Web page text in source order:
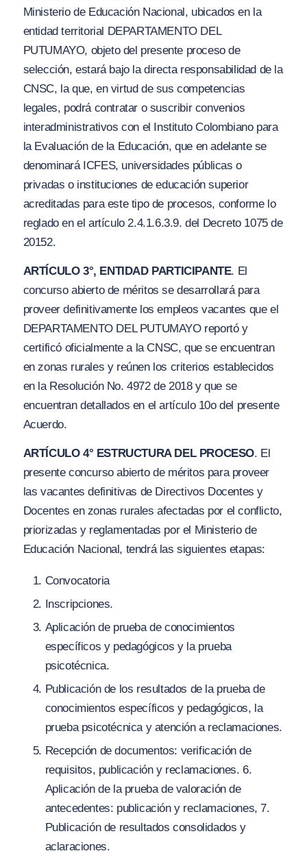
Ministerio de Educación Nacional, ubicados en la
entidad territorial DEPARTAMENTO DEL
PUTUMAYO, objeto del presente proceso de
selección, estará bajo la directa responsabilidad de la
CNSC, la que, en virtud de sus competencias
legales, podrá contratar o suscribir convenios
interadministrativos con el Instituto Colombiano para
la Evaluación de la Educación, que en adelante se
denominará ICFES, universidades públicas o
privadas o instituciones de educación superior
acreditadas para este tipo de procesos, conforme lo
reglado en el artículo 2.4.1.6.3.9. del Decreto 1075 de
20152.
ARTÍCULO 3°, ENTIDAD PARTICIPANTE. El
concurso abierto de méritos se desarrollará para
proveer definitivamente los empleos vacantes que el
DEPARTAMENTO DEL PUTUMAYO reportó y
certificó oficialmente a la CNSC, que se encuentran
en zonas rurales y reúnen los criterios establecidos
en la Resolución No. 4972 de 2018 y que se
encuentran detallados en el artículo 10o del presente
Acuerdo.
ARTÍCULO 4° ESTRUCTURA DEL PROCESO. El
presente concurso abierto de méritos para proveer
las vacantes definitivas de Directivos Docentes y
Docentes en zonas rurales afectadas por el conflicto,
priorizadas y reglamentadas por el Ministerio de
Educación Nacional, tendrá las siguientes etapas:
Convocatoria
Inscripciones.
Aplicación de prueba de conocimientos
específicos y pedagógicos y la prueba
psicotécnica.
Publicación de los resultados de la prueba de
conocimientos específicos y pedagógicos, la
prueba psicotécnica y atención a reclamaciones.
Recepción de documentos: verificación de
requisitos, publicación y reclamaciones. 6.
Aplicación de la prueba de valoración de
antecedentes: publicación y reclamaciones, 7.
Publicación de resultados consolidados y
aclaraciones.